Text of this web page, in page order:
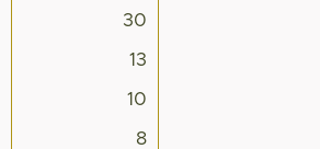
30
13
10
8